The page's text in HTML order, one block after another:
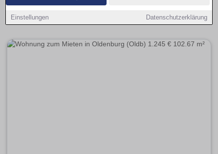
Einstellungen Datenschutzerklärung
fairer Preisspanne entdecken – mit Balkon, EBK oder